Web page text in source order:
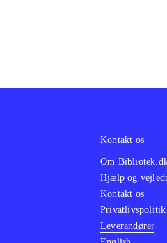
Kontakt os
Om
Hjælp og
Kontakt os
Privatlivspolitik
Leverandører